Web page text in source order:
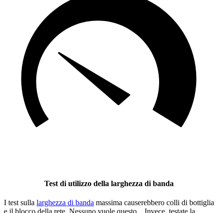
Test di utilizzo della larghezza di banda
I test sulla larghezza di banda massima causerebbero colli di bottiglia
e il blocco della rete. Nessuno vuole questo... Invece, testate la